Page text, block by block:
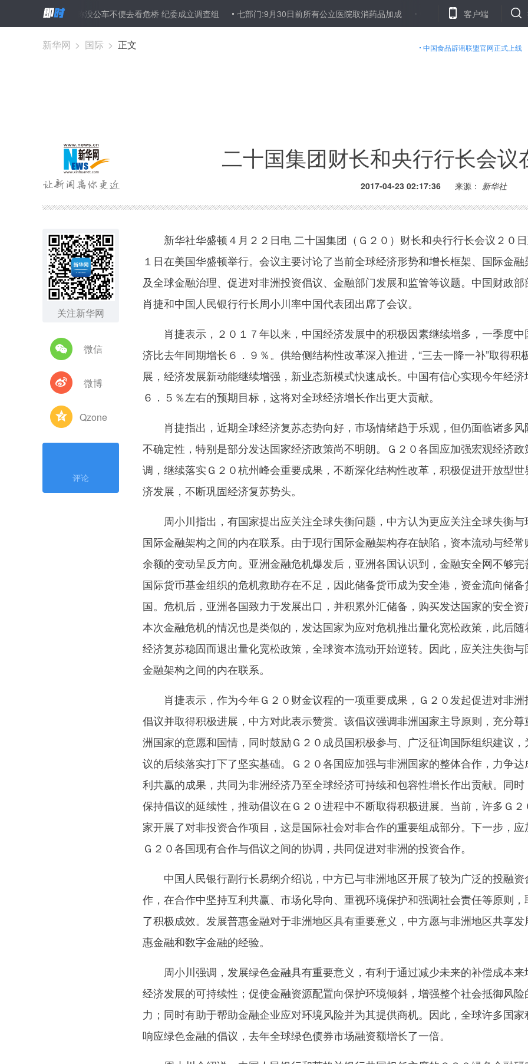
西一官员称没公车不便去看危桥 纪委成立调查组 七部门:9月30日前所有公立医院取消药品加成 中石油一项目长被控贪污受审 一审获刑
客户端
中国食品辟谣联盟官网正式上线
新华网 > 国际 > 正文
二十国集团财长和央行行长会议
2017-04-23 02:17:36 来源： 新华社
关注新华网
微信
微博
Qzone
评论
新华社华盛顿４月２２日电 二十国集团（Ｇ２０）财长和央行行长会议２０日
１日在美国华盛顿举行。会议主要讨论了当前全球经济形势和增长框架、国际金融
及全球金融治理、促进对非洲投资倡议、金融部门发展和监管等议题。中国财政部
肖捷和中国人民银行行长周小川率中国代表团出席了会议。
肖捷表示，２０１７年以来，中国经济发展中的积极因素继续增多，一季度中
济比去年同期增长６．９％。供给侧结构性改革深入推进，“三去一降一补”取得积
展，经济发展新动能继续增强，新业态新模式快速成长。中国有信心实现今年经济
６．５％左右的预期目标，这将对全球经济增长作出更大贡献。
肖捷指出，近期全球经济复苏态势向好，市场情绪趋于乐观，但仍面临诸多风
不确定性，特别是部分发达国家经济政策尚不明朗。Ｇ２０各国应加强宏观经济政
调，继续落实Ｇ２０杭州峰会重要成果，不断深化结构性改革，积极促进开放型世
济发展，不断巩固经济复苏势头。
周小川指出，有国家提出应关注全球失衡问题，中方认为更应关注全球失衡与
国际金融架构之间的内在联系。由于现行国际金融架构存在缺陷，资本流动与经常
余额的变动呈反方向。亚洲金融危机爆发后，亚洲各国认识到，金融安全网不够完
国际货币基金组织的危机救助存在不足，因此储备货币成为安全港，资金流向储备
国。危机后，亚洲各国致力于发展出口，并积累外汇储备，购买发达国家的安全资
本次金融危机的情况也是类似的，发达国家为应对危机推出量化宽松政策，此后随
经济复苏稳固而退出量化宽松政策，全球资本流动开始逆转。因此，应关注失衡与
金融架构之间的内在联系。
肖捷表示，作为今年Ｇ２０财金议程的一项重要成果，Ｇ２０发起促进对非洲
倡议并取得积极进展，中方对此表示赞赏。该倡议强调非洲国家主导原则，充分尊
洲国家的意愿和国情，同时鼓励Ｇ２０成员国积极参与、广泛征询国际组织建议，
议的后续落实打下了坚实基础。Ｇ２０各国应加强与非洲国家的整体合作，力争达
利共赢的成果，共同为非洲经济乃至全球经济可持续和包容性增长作出贡献。同时
保持倡议的延续性，推动倡议在Ｇ２０进程中不断取得积极进展。当前，许多Ｇ２
家开展了对非投资合作项目，这是国际社会对非合作的重要组成部分。下一步，应
Ｇ２０各国现有合作与倡议之间的协调，共同促进对非洲的投资合作。
中国人民银行副行长易纲介绍说，中方已与非洲地区开展了较为广泛的投融资
作，在合作中坚持互利共赢、市场化导向、重视环境保护和强调社会责任等原则，
了积极成效。发展普惠金融对于非洲地区具有重要意义，中方愿与非洲地区共享发
惠金融和数字金融的经验。
周小川强调，发展绿色金融具有重要意义，有利于通过减少未来的补偿成本来
经济发展的可持续性；促使金融资源配置向保护环境倾斜，增强整个社会抵御风险
力；同时有助于帮助金融企业应对环境风险并为其提供商机。因此，全球许多国家
响应绿色金融的倡议，去年全球绿色债券市场融资额增长了一倍。